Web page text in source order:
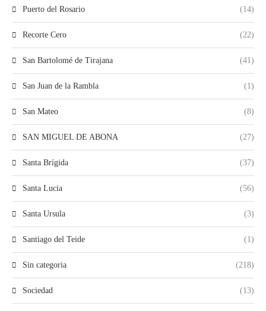
Puerto del Rosario (14)
Recorte Cero (22)
San Bartolomé de Tirajana (41)
San Juan de la Rambla (1)
San Mateo (8)
SAN MIGUEL DE ABONA (27)
Santa Brígida (37)
Santa Lucia (56)
Santa Ursula (3)
Santiago del Teide (1)
Sin categoria (218)
Sociedad (13)